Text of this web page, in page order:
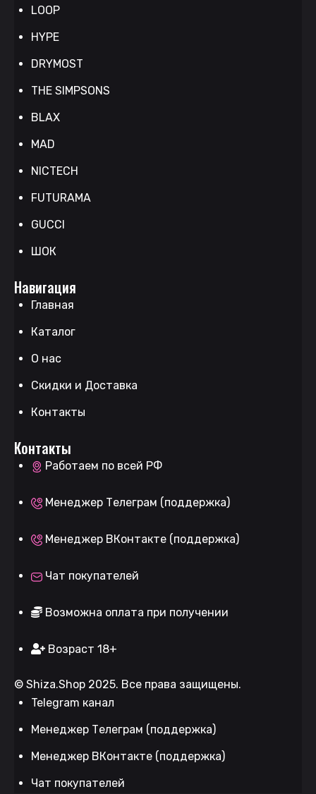
LOOP
HYPE
DRYMOST
THE SIMPSONS
BLAX
MAD
NICTECH
FUTURAMA
GUCCI
ШОК
Навигация
Главная
Каталог
О нас
Скидки и Доставка
Контакты
Контакты
Работаем по всей РФ
Менеджер Телеграм (поддержка)
Менеджер ВКонтакте (поддержка)
Чат покупателей
Возможна оплата при получении
Возраст 18+
© Shiza.Shop 2025. Все права защищены.
Telegram канал
Менеджер Телеграм (поддержка)
Менеджер ВКонтакте (поддержка)
Чат покупателей